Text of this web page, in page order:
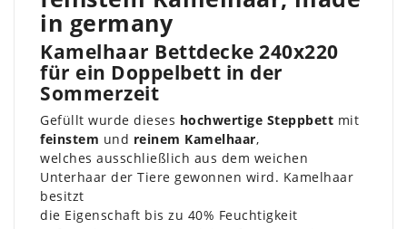
in germany
Kamelhaar Bettdecke 240x220
für ein Doppelbett in der
Sommerzeit
Gefüllt wurde dieses hochwertige Steppbett mit
feinstem und reinem Kamelhaar,
welches ausschließlich aus dem weichen
Unterhaar der Tiere gewonnen wird. Kamelhaar
besitzt
die Eigenschaft bis zu 40% Feuchtigkeit